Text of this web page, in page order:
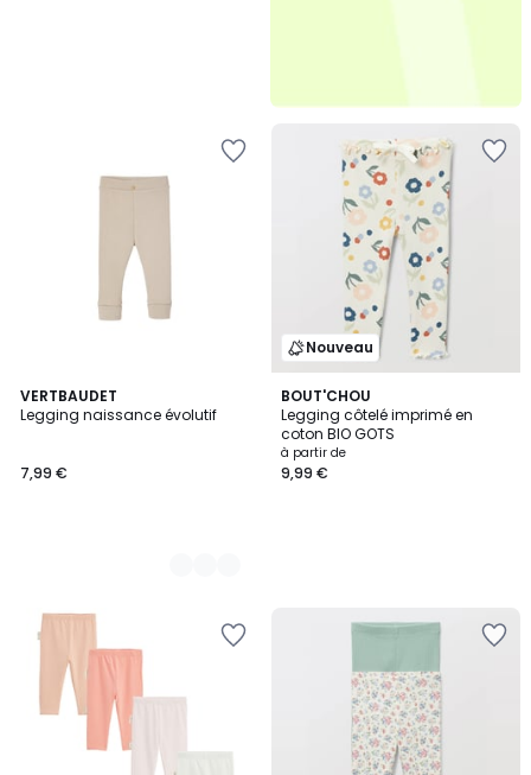
VERTBAUDET
Legging naissance évolutif
7,99 €
6
Couleurs
Nouveau
BOUT'CHOU
Legging côtelé imprimé en
coton BIO GOTS
à partir de
9,99 €